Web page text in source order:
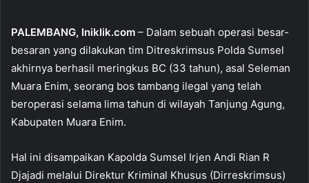
PALEMBANG, Iniklik.com – Dalam sebuah operasi besar-
besaran yang dilakukan tim Ditreskrimsus Polda Sumsel
akhirnya berhasil meringkus BC (33 tahun), asal Seleman
Muara Enim, seorang bos tambang ilegal yang telah
beroperasi selama lima tahun di wilayah Tanjung Agung,
Kabupaten Muara Enim.
Hal ini disampaikan Kapolda Sumsel Irjen Andi Rian R
Djajadi melalui Direktur Kriminal Khusus (Dirreskrimsus)